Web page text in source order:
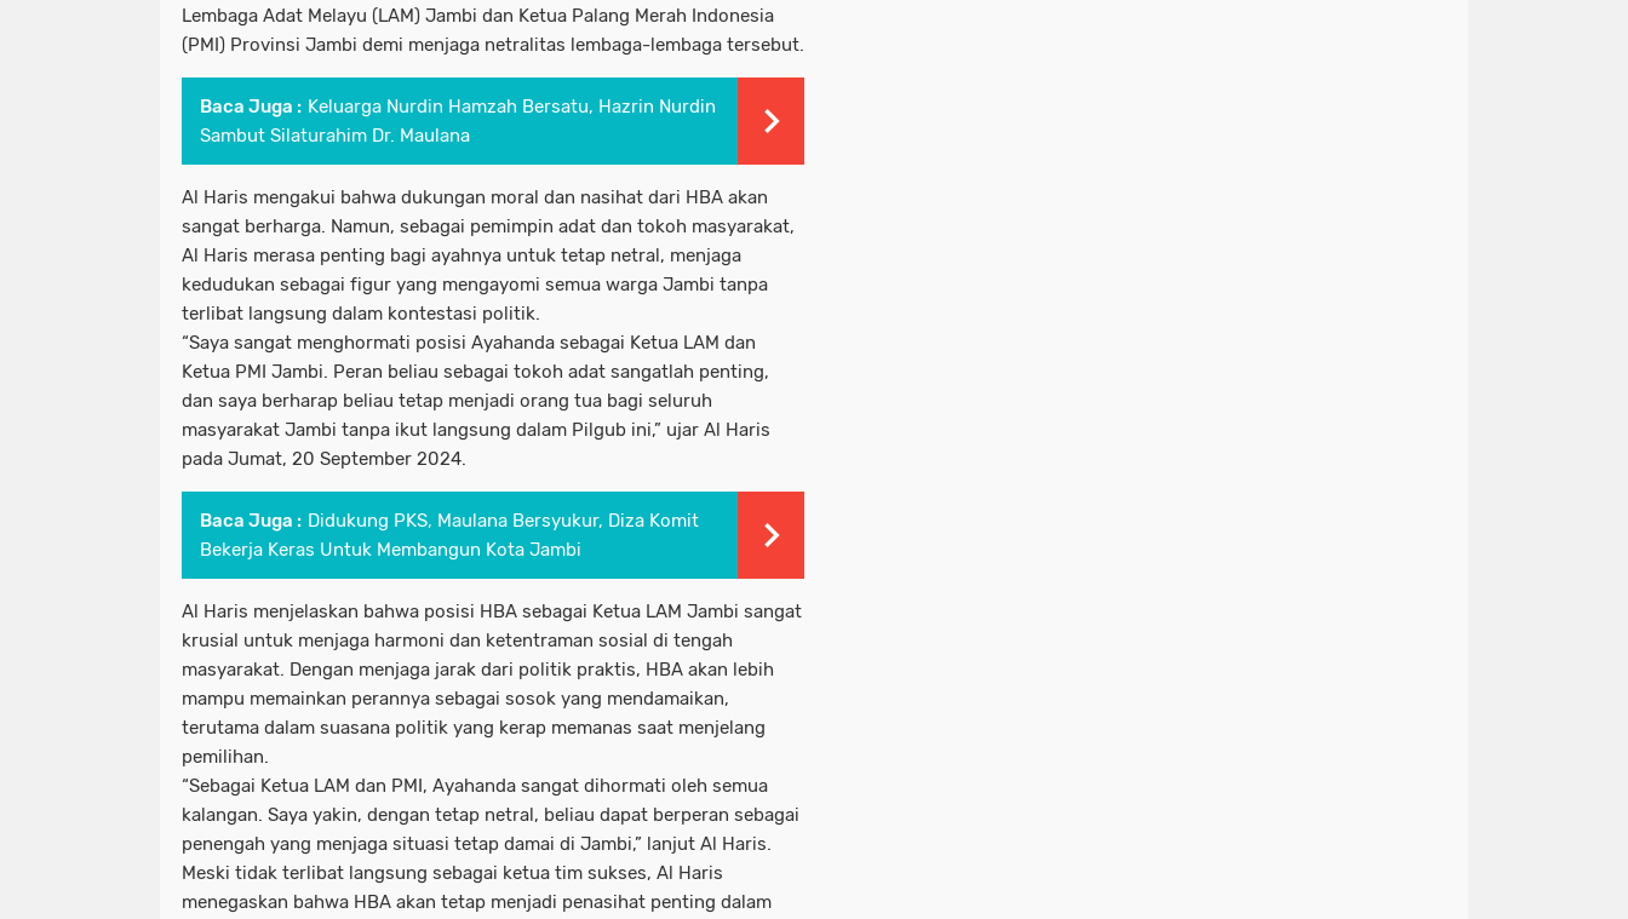
Lembaga Adat Melayu (LAM) Jambi dan Ketua Palang Merah Indonesia
(PMI) Provinsi Jambi demi menjaga netralitas lembaga-lembaga tersebut.
Baca Juga : Keluarga Nurdin Hamzah Bersatu, Hazrin Nurdin
Sambut Silaturahim Dr. Maulana
Al Haris mengakui bahwa dukungan moral dan nasihat dari HBA akan
sangat berharga. Namun, sebagai pemimpin adat dan tokoh masyarakat,
Al Haris merasa penting bagi ayahnya untuk tetap netral, menjaga
kedudukan sebagai figur yang mengayomi semua warga Jambi tanpa
terlibat langsung dalam kontestasi politik.
“Saya sangat menghormati posisi Ayahanda sebagai Ketua LAM dan
Ketua PMI Jambi. Peran beliau sebagai tokoh adat sangatlah penting,
dan saya berharap beliau tetap menjadi orang tua bagi seluruh
masyarakat Jambi tanpa ikut langsung dalam Pilgub ini,” ujar Al Haris
pada Jumat, 20 September 2024.
Baca Juga : Didukung PKS, Maulana Bersyukur, Diza Komit
Bekerja Keras Untuk Membangun Kota Jambi
Al Haris menjelaskan bahwa posisi HBA sebagai Ketua LAM Jambi sangat
krusial untuk menjaga harmoni dan ketentraman sosial di tengah
masyarakat. Dengan menjaga jarak dari politik praktis, HBA akan lebih
mampu memainkan perannya sebagai sosok yang mendamaikan,
terutama dalam suasana politik yang kerap memanas saat menjelang
pemilihan.
“Sebagai Ketua LAM dan PMI, Ayahanda sangat dihormati oleh semua
kalangan. Saya yakin, dengan tetap netral, beliau dapat berperan sebagai
penengah yang menjaga situasi tetap damai di Jambi,” lanjut Al Haris.
Meski tidak terlibat langsung sebagai ketua tim sukses, Al Haris
menegaskan bahwa HBA akan tetap menjadi penasihat penting dalam